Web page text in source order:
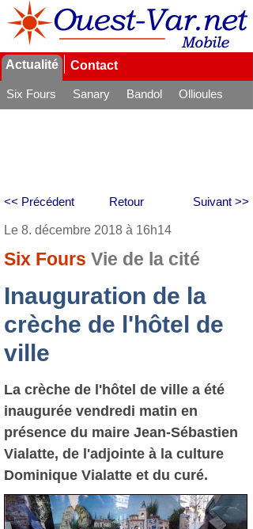
Actualité Contact
Six Fours Sanary Bandol
Ollioules
Retour
<< Précédent Suivant >>
Le 8. décembre 2018 à 16h14
Six Fours Vie de la cité
Inauguration de la
crèche de l'hôtel de
ville
La crèche de l'hôtel de ville a été
inaugurée vendredi matin en
présence du maire Jean-Sébastien
Vialatte, de l'adjointe à la culture
Dominique Vialatte et du curé.